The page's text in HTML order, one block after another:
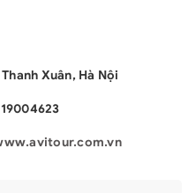
Xuân, Hà Nội